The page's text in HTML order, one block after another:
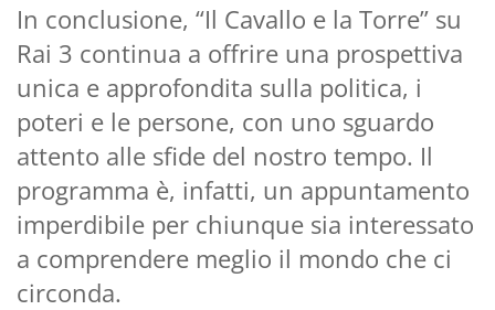
In conclusione, “Il Cavallo e la Torre” su
Rai 3 continua a offrire una prospettiva
unica e approfondita sulla politica, i
poteri e le persone, con uno sguardo
attento alle sfide del nostro tempo. Il
programma è, infatti, un appuntamento
imperdibile per chiunque sia interessato
a comprendere meglio il mondo che ci
circonda.